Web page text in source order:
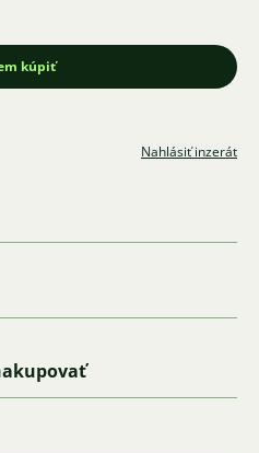
kúpiť
Nahlásiť inzerát